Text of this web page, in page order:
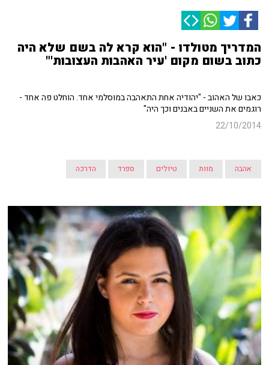
המדריך מטולדו - "הוא קרא לה בשם שלא היה
כתוב בשום מקום 'עיר האהבות העצובות'"
כאבו של האהוב - "יהודיה אחת התאהבה במוסלמי אחד. הוחלט פה אחד -
רוגמים את השניים באבנים וכך היה"
22/10/2014
אהבה מוות טיולים ספרד הדרכה